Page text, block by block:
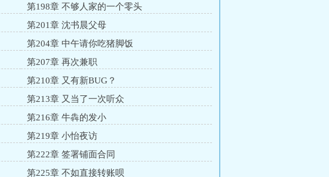
第198章 不够人家的一个零头
第201章 沈书晨父母
第204章 中午请你吃猪脚饭
第207章 再次兼职
第210章 又有新BUG？
第213章 又当了一次听众
第216章 牛犇的发小
第219章 小怡夜访
第222章 签署铺面合同
第225章 不如直接转账呗